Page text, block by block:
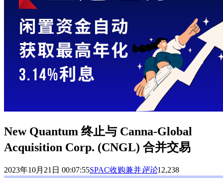
New Quantum 终止与 Canna-Global
Acquisition Corp. (CNGL) 合并交易
2023年10月21日 00:07:55SPAC收购兼并评论12,238